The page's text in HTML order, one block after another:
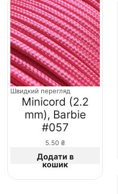
Швидкий перегляд
Minicord (2.2
mm), Barbie
#057
5.50 ₴
Додати в
кошик